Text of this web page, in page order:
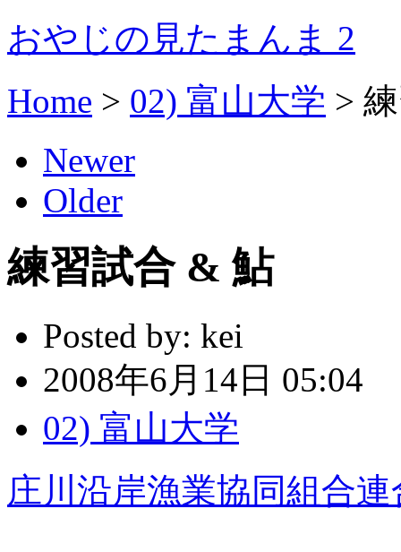
おやじの見たまんま 2
Home > 02) 富山大学 >
Newer
Older
練習試合 & 鮎
Posted by: kei
2008年6月14日 05:04
02) 富山大学
庄川沿岸漁業協同組合連